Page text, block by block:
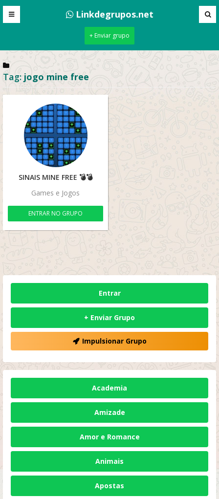
Linkdegrupos.net
+ Enviar grupo
Tag: jogo mine free
SINAIS MINE FREE 💣💣
Games e Jogos
ENTRAR NO GRUPO
Entrar
+ Enviar Grupo
Impulsionar Grupo
Academia
Amizade
Amor e Romance
Animais
Apostas